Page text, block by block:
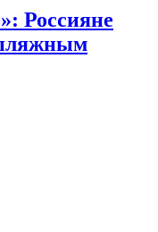
Россияне